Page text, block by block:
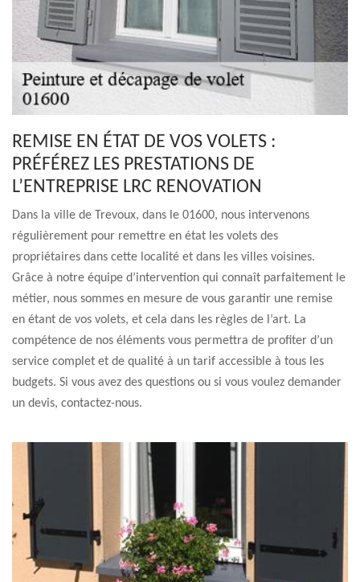
REMISE EN ÉTAT DE VOS VOLETS :
PRÉFÉREZ LES PRESTATIONS DE
L’ENTREPRISE LRC RENOVATION
Dans la ville de Trevoux, dans le 01600, nous intervenons
régulièrement pour remettre en état les volets des
propriétaires dans cette localité et dans les villes voisines.
Grâce à notre équipe d’intervention qui connaît parfaitement le
métier, nous sommes en mesure de vous garantir une remise
en étant de vos volets, et cela dans les règles de l’art. La
compétence de nos éléments vous permettra de profiter d’un
service complet et de qualité à un tarif accessible à tous les
budgets. Si vous avez des questions ou si vous voulez demander
un devis, contactez-nous.